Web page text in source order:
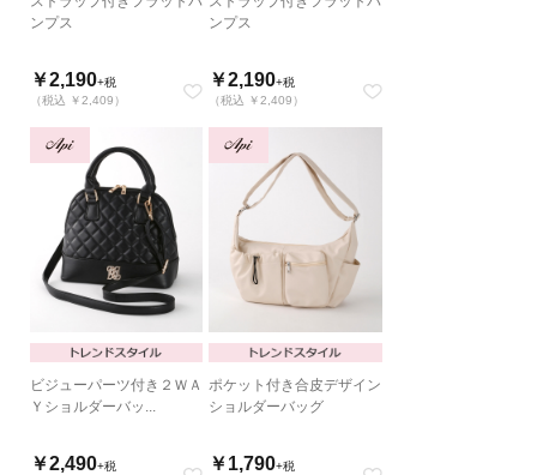
ンプス
￥2,190+税
（税込 ￥2,409）
ンプス
￥2,190+税
（税込 ￥2,409）
ビジューパーツ付き２ＷＡ
Ｙショルダーバッ...
￥2,490+税
ポケット付き合皮デザイン
ショルダーバッグ
￥1,790+税